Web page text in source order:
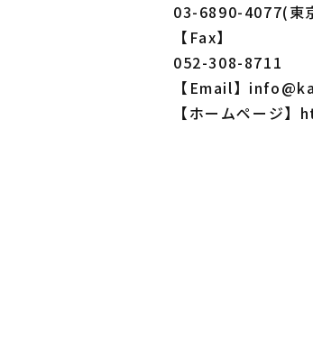
03-6890-4077(東
【Fax】
052-308-8711
【Email】
【ホームページ